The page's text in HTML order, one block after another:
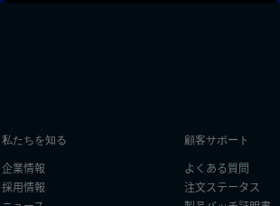
私たちを知る
企業情報
採用情報
顧客サポート
よくある質問
注文ステータス